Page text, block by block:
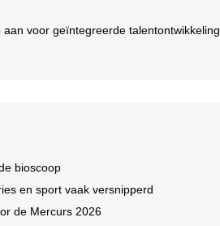
voor geïntegreerde talentontwikkeling
bioscoop
en sport vaak versnipperd
de Mercurs 2026